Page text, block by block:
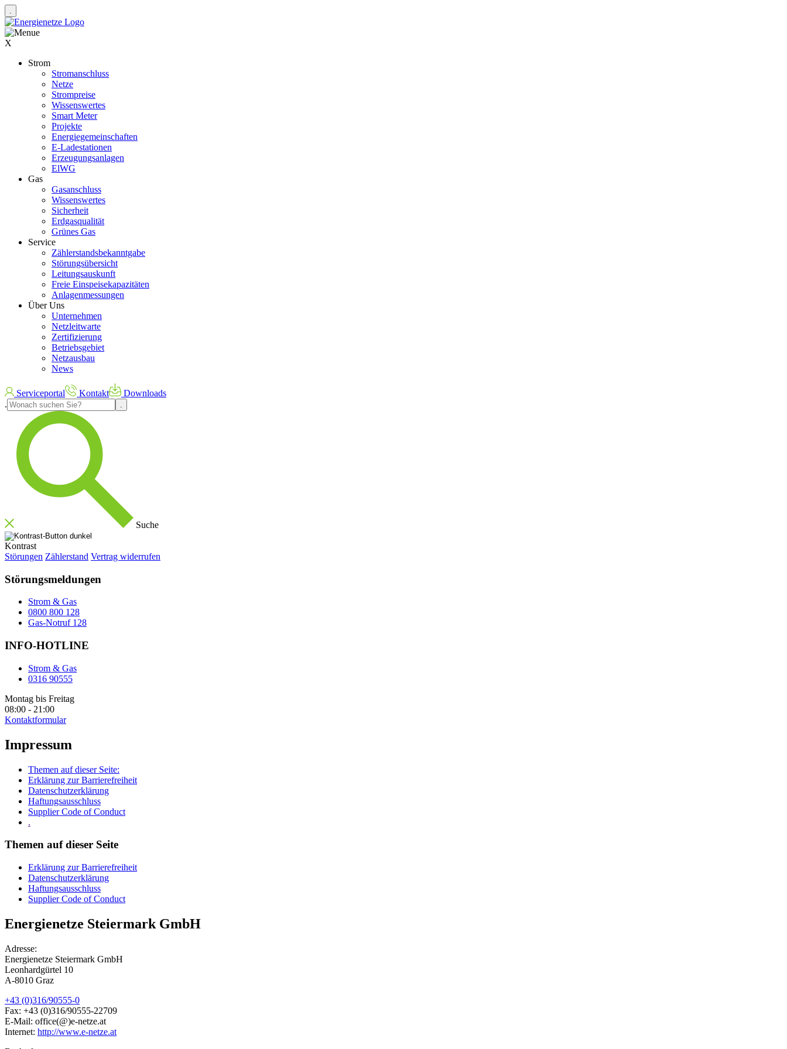
X
Strom
Stromanschluss
Netze
Strompreise
Wissenswertes
Smart Meter
Projekte
Energiegemeinschaften
E-Ladestationen
Erzeugungsanlagen
ElWG
Gas
Gasanschluss
Wissenswertes
Sicherheit
Erdgasqualität
Grünes Gas
Service
Zählerstandsbekanntgabe
Störungsübersicht
Leitungsauskunft
Freie Einspeisekapazitäten
Anlagenmessungen
Über Uns
Unternehmen
Netzleitwarte
Zertifizierung
Betriebsgebiet
Netzausbau
News
Serviceportal Kontakt
Downloads
.
Suche
Kontrast
Störungen Zählerstand Vertrag widerrufen
Störungsmeldungen
Strom & Gas
0800 800 128
Gas-Notruf 128
INFO-HOTLINE
Strom & Gas
0316 90555
Montag bis Freitag
08:00 - 21:00
Kontaktformular
Impressum
Themen auf dieser Seite:
Erklärung zur Barrierefreiheit
Datenschutzerklärung
Haftungsausschluss
Supplier Code of Conduct
.
Themen auf dieser Seite
Erklärung zur Barrierefreiheit
Datenschutzerklärung
Haftungsausschluss
Supplier Code of Conduct
Energienetze Steiermark GmbH
Adresse:
Energienetze Steiermark GmbH
Leonhardgürtel 10
A-8010 Graz
+43 (0)316/90555-0
Fax: +43 (0)316/90555-22709
E-Mail: office(@)e-netze.at
Internet: http://www.e-netze.at